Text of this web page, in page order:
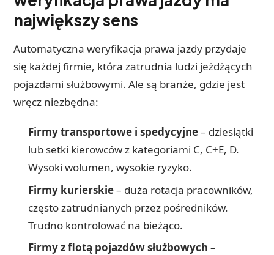
największy sens
Automatyczna weryfikacja prawa jazdy przydaje
się każdej firmie, która zatrudnia ludzi jeżdżących
pojazdami służbowymi. Ale są branże, gdzie jest
wręcz niezbędna:
Firmy transportowe i spedycyjne– dziesiątki
lub setki kierowców z kategoriami C, C+E, D.
Wysoki wolumen, wysokie ryzyko.
Firmy kurierskie– duża rotacja pracowników,
często zatrudnianych przez pośredników.
Trudno kontrolować na bieżąco.
Firmy z flotą pojazdów służbowych –